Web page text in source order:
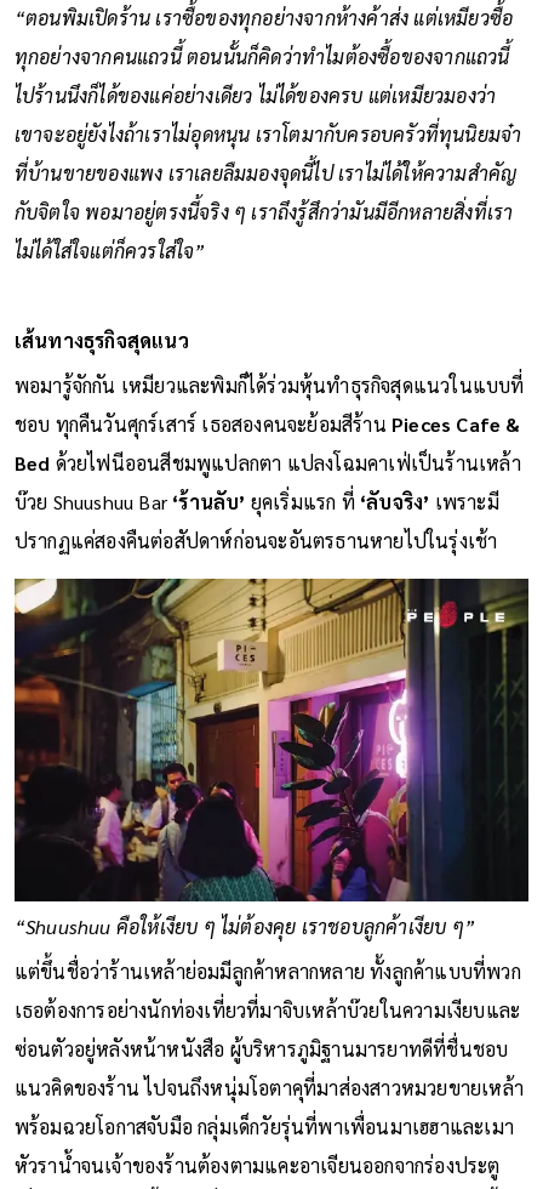
“ตอนพิมเปิดร้าน เราซื้อของทุกอย่างจากห้างค้าส่ง แต่เหมียวซื้อ
ทุกอย่างจากคนแถวนี้ ตอนนั้นก็คิดว่าทำไมต้องซื้อของจากแถวนี้
ไปร้านนึงก็ได้ของแค่อย่างเดียว ไม่ได้ของครบ แต่เหมียวมองว่า
เขาจะอยู่ยังไงถ้าเราไม่อุดหนุน เราโตมากับครอบครัวที่ทุนนิยมจ๋า
ที่บ้านขายของแพง เราเลยลืมมองจุดนี้ไป เราไม่ได้ให้ความสำคัญ
กับจิตใจ พอมาอยู่ตรงนี้จริง ๆ เราถึงรู้สึกว่ามันมีอีกหลายสิ่งที่เรา
ไม่ได้ใส่ใจแต่ก็ควรใส่ใจ”
เส้นทางธุรกิจสุดแนว
พอมารู้จักกัน เหมียวและพิมก็ได้ร่วมหุ้นทำธุรกิจสุดแนวในแบบที่
ชอบ ทุกคืนวันศุกร์เสาร์ เธอสองคนจะย้อมสีร้าน Pieces Cafe &
Bed ด้วยไฟนีออนสีชมพูแปลกตา แปลงโฉมคาเฟ่เป็นร้านเหล้า
บ๊วย Shuushuu Bar ‘ร้านลับ’ ยุคเริ่มแรก ที่ ‘ลับจริง’ เพราะมี
ปรากฏแค่สองคืนต่อสัปดาห์ก่อนจะอันตรธานหายไปในรุ่งเช้า
“Shuushuu คือให้เงียบ ๆ ไม่ต้องคุย เราชอบลูกค้าเงียบ ๆ”
แต่ขึ้นชื่อว่าร้านเหล้าย่อมมีลูกค้าหลากหลาย ทั้งลูกค้าแบบที่พวก
เธอต้องการอย่างนักท่องเที่ยวที่มาจิบเหล้าบ๊วยในความเงียบและ
ซ่อนตัวอยู่หลังหน้าหนังสือ ผู้บริหารภูมิฐานมารยาทดีที่ชื่นชอบ
แนวคิดของร้าน ไปจนถึงหนุ่มโอตาคุที่มาส่องสาวหมวยขายเหล้า
พร้อมฉวยโอกาสจับมือ กลุ่มเด็กวัยรุ่นที่พาเพื่อนมาเฮฮาและเมา
หัวราน้ำจนเจ้าของร้านต้องตามแคะอาเจียนออกจากร่องประตู